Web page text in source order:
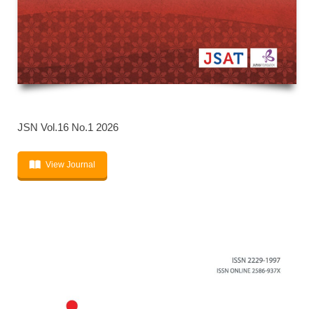
JSN Vol.16 No.1 2026
View Journal